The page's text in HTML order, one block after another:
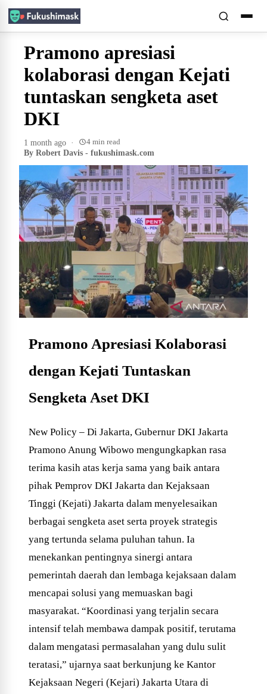
Pramono apresiasi
kolaborasi dengan Kejati
tuntaskan sengketa aset
DKI
1 month ago · 4 min read
By Robert Davis - fukushimask.com
Pramono Apresiasi Kolaborasi
dengan Kejati Tuntaskan
Sengketa Aset DKI
New Policy – Di Jakarta, Gubernur DKI Jakarta
Pramono Anung Wibowo mengungkapkan rasa
terima kasih atas kerja sama yang baik antara
pihak Pemprov DKI Jakarta dan Kejaksaan
Tinggi (Kejati) Jakarta dalam menyelesaikan
berbagai sengketa aset serta proyek strategis
yang tertunda selama puluhan tahun. Ia
menekankan pentingnya sinergi antara
pemerintah daerah dan lembaga kejaksaan dalam
mencapai solusi yang memuaskan bagi
masyarakat. “Koordinasi yang terjalin secara
intensif telah membawa dampak positif, terutama
dalam mengatasi permasalahan yang dulu sulit
teratasi,” ujarnya saat berkunjung ke Kantor
Kejaksaan Negeri (Kejari) Jakarta Utara di